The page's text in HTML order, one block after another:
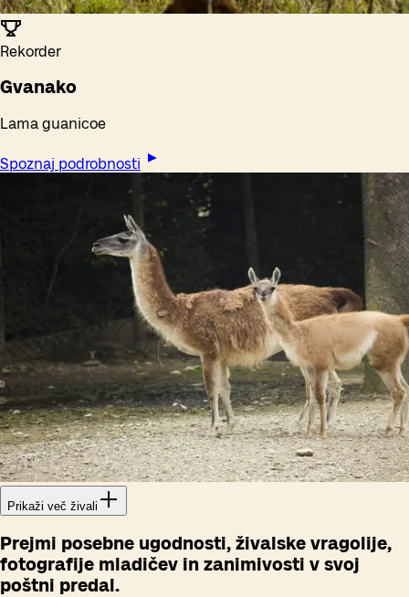
Rekorder
Gvanako
Lama guanicoe
Spoznaj podrobnosti
Prikaži več živali
Prejmi posebne ugodnosti, živalske vragolije,
fotografije mladičev in zanimivosti v svoj
poštni predal.